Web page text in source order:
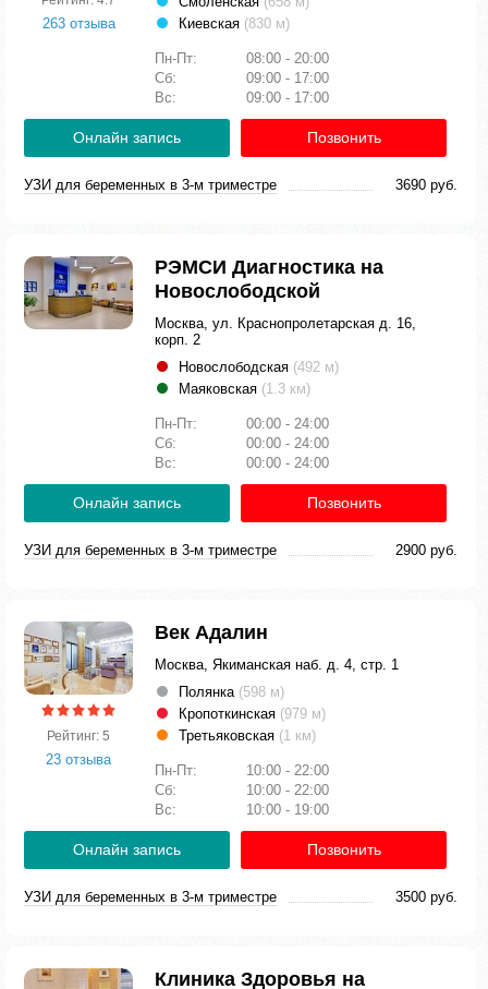
263 отзыва
Киевская (830 м)
Пн-Пт:
08:00 - 20:00
Сб:
09:00 - 17:00
Вс:
09:00 - 17:00
Онлайн запись Позвонить
УЗИ для беременных в 3-м триместре 3690 руб.
РЭМСИ Диагностика на
Новослободской
Москва, ул. Краснопролетарская д. 16,
корп. 2
Новослободская (492 м)
Маяковская (1.3 км)
Пн-Пт:
00:00 - 24:00
Сб:
00:00 - 24:00
Вс:
00:00 - 24:00
Онлайн запись Позвонить
УЗИ для беременных в 3-м триместре 2900 руб.
Рейтинг: 5
23 отзыва
Век Адалин
Москва, Якиманская наб. д. 4, стр. 1
Полянка (598 м)
Кропоткинская (979 м)
Третьяковская (1 км)
Пн-Пт:
10:00 - 22:00
Сб:
10:00 - 22:00
Вс:
10:00 - 19:00
Онлайн запись Позвонить
УЗИ для беременных в 3-м триместре 3500 руб.
Клиника Здоровья на